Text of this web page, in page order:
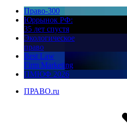
Право-300
Юррынок РФ:
35 лет спустя
Экологическое
право
Best Law
Firm Marketing
ПМЮФ 2026
ПРАВО.ru